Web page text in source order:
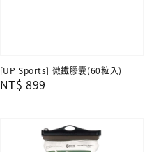
[UP Sports] 微鐵膠囊(60粒入)
Regular
NT$ 899